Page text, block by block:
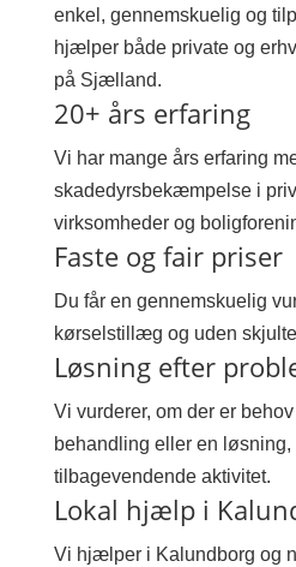
enkel, gennemskuelig og
hjælper både private og
på Sjælland.
20+ års erfaring
Vi har mange års erfaring
skadedyrsbekæmpelse i
virksomheder og
Faste og fair priser
Du får en gennemskuelig
kørselstillæg og uden
Løsning efter
Vi vurderer, om der er
behandling eller en
tilbagevendende aktivitet.
Lokal hjælp i
Vi hjælper i Kalundborg og